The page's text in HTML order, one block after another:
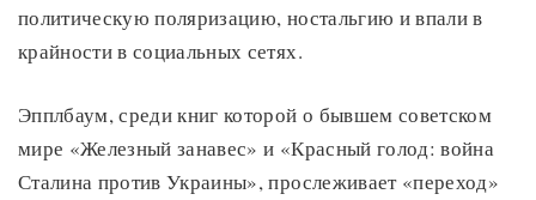
политическую поляризацию, ностальгию и впали в
крайности в социальных сетях.
Эпплбаум, среди книг которой о бывшем советском
мире «Железный занавес» и «Красный голод: война
Сталина против Украины», прослеживает «переход»